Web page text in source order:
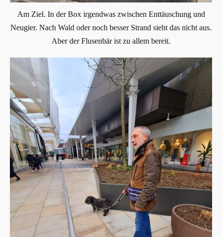
Am Ziel. In der Box irgendwas zwischen Enttäuschung und
Neugier. Nach Wald oder noch besser Strand sieht das nicht aus.
Aber der Flusenbär ist zu allem bereit.